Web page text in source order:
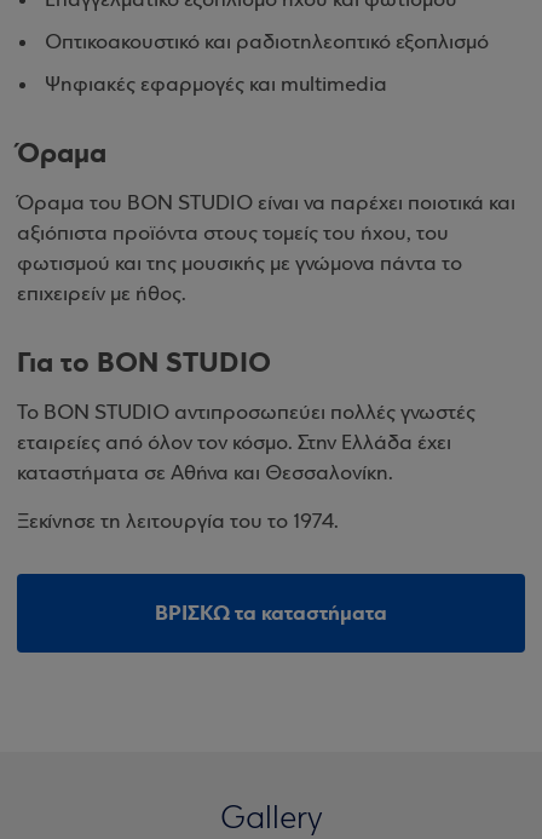
Οπτικοακουστικό και ραδιοτηλεοπτικό εξοπλισμό
Ψηφιακές εφαρμογές και multimedia
Όραμα
Όραμα του BON STUDIO είναι να παρέχει ποιοτικά και
αξιόπιστα προϊόντα στους τομείς του ήχου, του
φωτισμού και της μουσικής με γνώμονα πάντα το
επιχειρείν με ήθος.
Για το BON STUDIO
Το BON STUDIO αντιπροσωπεύει πολλές γνωστές
εταιρείες από όλον τον κόσμο. Στην Ελλάδα έχει
καταστήματα σε Αθήνα και Θεσσαλονίκη.
Ξεκίνησε τη λειτουργία του το 1974.
ΒΡΙΣΚΩ τα καταστήματα
Gallery